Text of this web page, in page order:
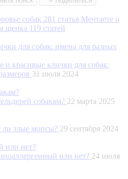
собак 281 статья Мечтаете о
щенка 119 статей
красивые клички для собак:
31 июля 2024
собакам? 22 марта 2025
злые мопсы? 29 сентября 2024
или нет? 24 июля